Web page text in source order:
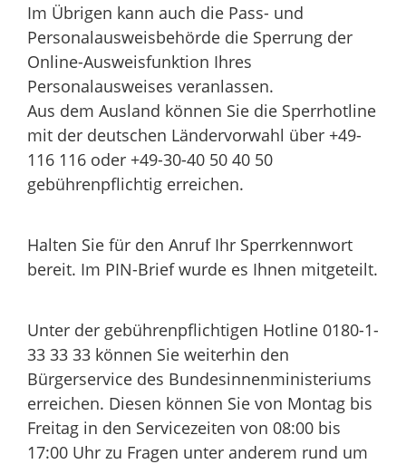
Im Übrigen kann auch die Pass- und
Personalausweisbehörde die Sperrung der
Online-Ausweisfunktion Ihres
Personalausweises veranlassen.
Aus dem Ausland können Sie die Sperrhotline
mit der deutschen Ländervorwahl über +49-
116 116 oder +49-30-40 50 40 50
gebührenpflichtig erreichen.
Halten Sie für den Anruf Ihr Sperrkennwort
bereit. Im PIN-Brief wurde es Ihnen mitgeteilt.
Unter der gebührenpflichtigen Hotline 0180-1-
33 33 33 können Sie weiterhin den
Bürgerservice des Bundesinnenministeriums
erreichen. Diesen können Sie von Montag bis
Freitag in den Servicezeiten von 08:00 bis
17:00 Uhr zu Fragen unter anderem rund um